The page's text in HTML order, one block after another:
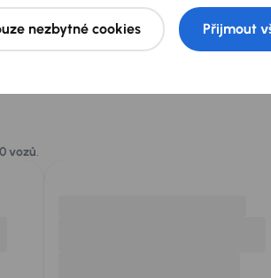
vozů.
nezbytné cookies Přijmout